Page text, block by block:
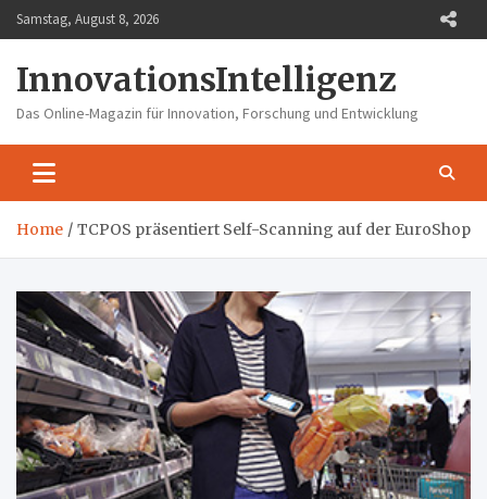
Skip
to
Samstag, August 8, 2026
InnovationsIntelligenz
Das Online-Magazin für Innovation, Forschung und Entwicklung
Home TCPOS präsentiert Self-Scanning auf der EuroShop